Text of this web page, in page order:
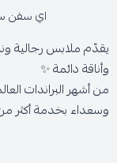
اي سفن
يقدّم ملابس رجالية
وأناقة دائمة ✨
من أشهر البراندات
وسعداء بخدمة أكثر من 300,000 عميل حول